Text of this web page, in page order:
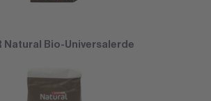
Natural Bio-Universalerde